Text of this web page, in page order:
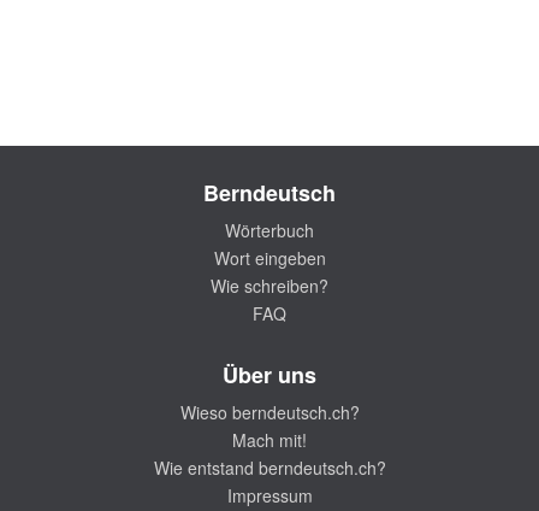
Berndeutsch
Wörterbuch
Wort eingeben
Wie schreiben?
FAQ
Über uns
Wieso berndeutsch.ch?
Mach mit!
Wie entstand berndeutsch.ch?
Impressum